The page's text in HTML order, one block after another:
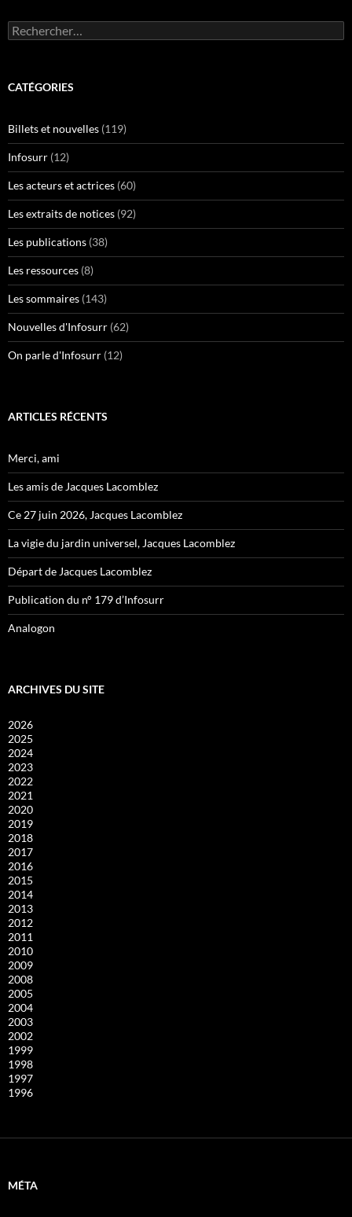
Rechercher :
CATÉGORIES
Billets et nouvelles (119)
Infosurr (12)
Les acteurs et actrices (60)
Les extraits de notices (92)
Les publications (38)
Les ressources (8)
Les sommaires (143)
Nouvelles d'Infosurr (62)
On parle d'Infosurr (12)
ARTICLES RÉCENTS
Merci, ami
Les amis de Jacques Lacomblez
Ce 27 juin 2026, Jacques Lacomblez
La vigie du jardin universel, Jacques Lacomblez
Départ de Jacques Lacomblez
Publication du n° 179 d’Infosurr
Analogon
ARCHIVES DU SITE
2026
2025
2024
2023
2022
2021
2020
2019
2018
2017
2016
2015
2014
2013
2012
2011
2010
2009
2008
2005
2004
2003
2002
1999
1998
1997
1996
MÉTA